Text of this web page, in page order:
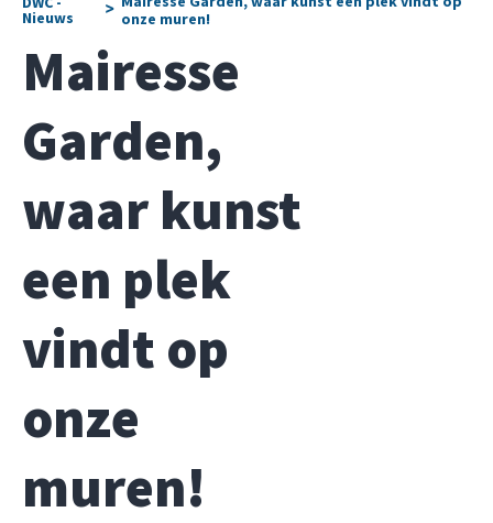
Nieuws >
onze muren!
Mairesse
Garden,
waar kunst
een plek
vindt op
onze
muren!